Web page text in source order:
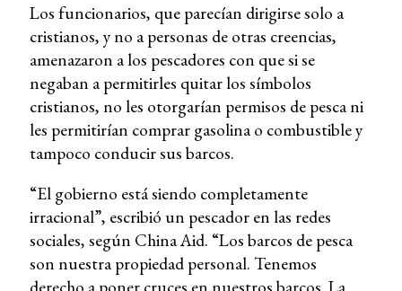
Los funcionarios, que parecían dirigirse solo a
cristianos, y no a personas de otras creencias,
amenazaron a los pescadores con que si se
negaban a permitirles quitar los símbolos
cristianos, no les otorgarían permisos de pesca ni
les permitirían comprar gasolina o combustible y
tampoco conducir sus barcos.
“El gobierno está siendo completamente
irracional”, escribió un pescador en las redes
sociales, según China Aid. “Los barcos de pesca
son nuestra propiedad personal. Tenemos